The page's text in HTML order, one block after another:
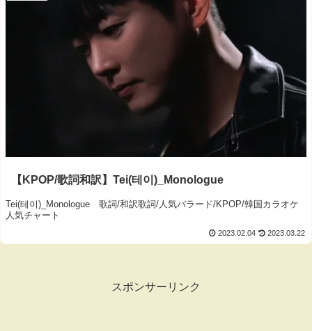
【KPOP/歌詞和訳】Tei(테이)_Monologue
Tei(테이)_Monologue 歌詞/和訳歌詞/人気バラード/KPOP/韓国カラオケ
人気チャート
2023.02.04 2023.03.22
スポンサーリンク